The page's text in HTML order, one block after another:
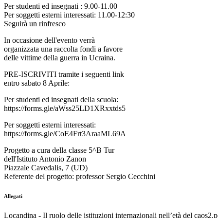
Per studenti ed insegnati : 9.00-11.00
Per soggetti esterni interessati: 11.00-12:30
Seguirà un rinfresco
In occasione dell'evento verrà
organizzata una raccolta fondi a favore
delle vittime della guerra in Ucraina.
PRE-ISCRIVITI tramite i seguenti link
entro sabato 8 Aprile:
Per studenti ed insegnati della scuola:
https://forms.gle/aWss25LD1XRxxtds5
Per soggetti esterni interessati:
https://forms.gle/CoE4Frt3AraaML69A
Progetto a cura della classe 5^B Tur
dell'Istituto Antonio Zanon
Piazzale Cavedalis, 7 (UD)
Referente del progetto: professor Sergio Cecchini
Allegati
Locandina - Il ruolo delle istituzioni internazionali nell’età del